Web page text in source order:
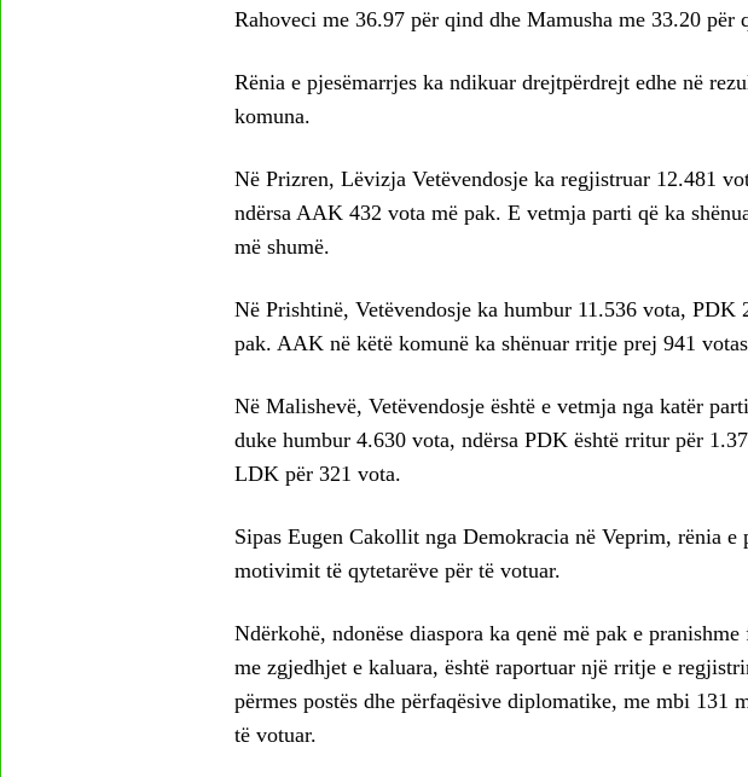
Rahoveci me 36.97 për qind dhe Mamusha me 33.20 për
Rënia e pjesëmarrjes ka ndikuar drejtpërdrejt edhe në
komuna.
Në Prizren, Lëvizja Vetëvendosje ka regjistruar 12.481
ndërsa AAK 432 vota më pak. E vetmja parti që ka
më shumë.
Në Prishtinë, Vetëvendosje ka humbur 11.536 vota,
pak. AAK në këtë komunë ka shënuar rritje prej 941
Në Malishevë, Vetëvendosje është e vetmja nga katër
duke humbur 4.630 vota, ndërsa PDK është rritur për
LDK për 321 vota.
Sipas Eugen Cakollit nga Demokracia në Veprim, rënia e
motivimit të qytetarëve për të votuar.
Ndërkohë, ndonëse diaspora ka qenë më pak e
me zgjedhjet e kaluara, është raportuar një rritje e
përmes postës dhe përfaqësive diplomatike, me mbi 131
të votuar.